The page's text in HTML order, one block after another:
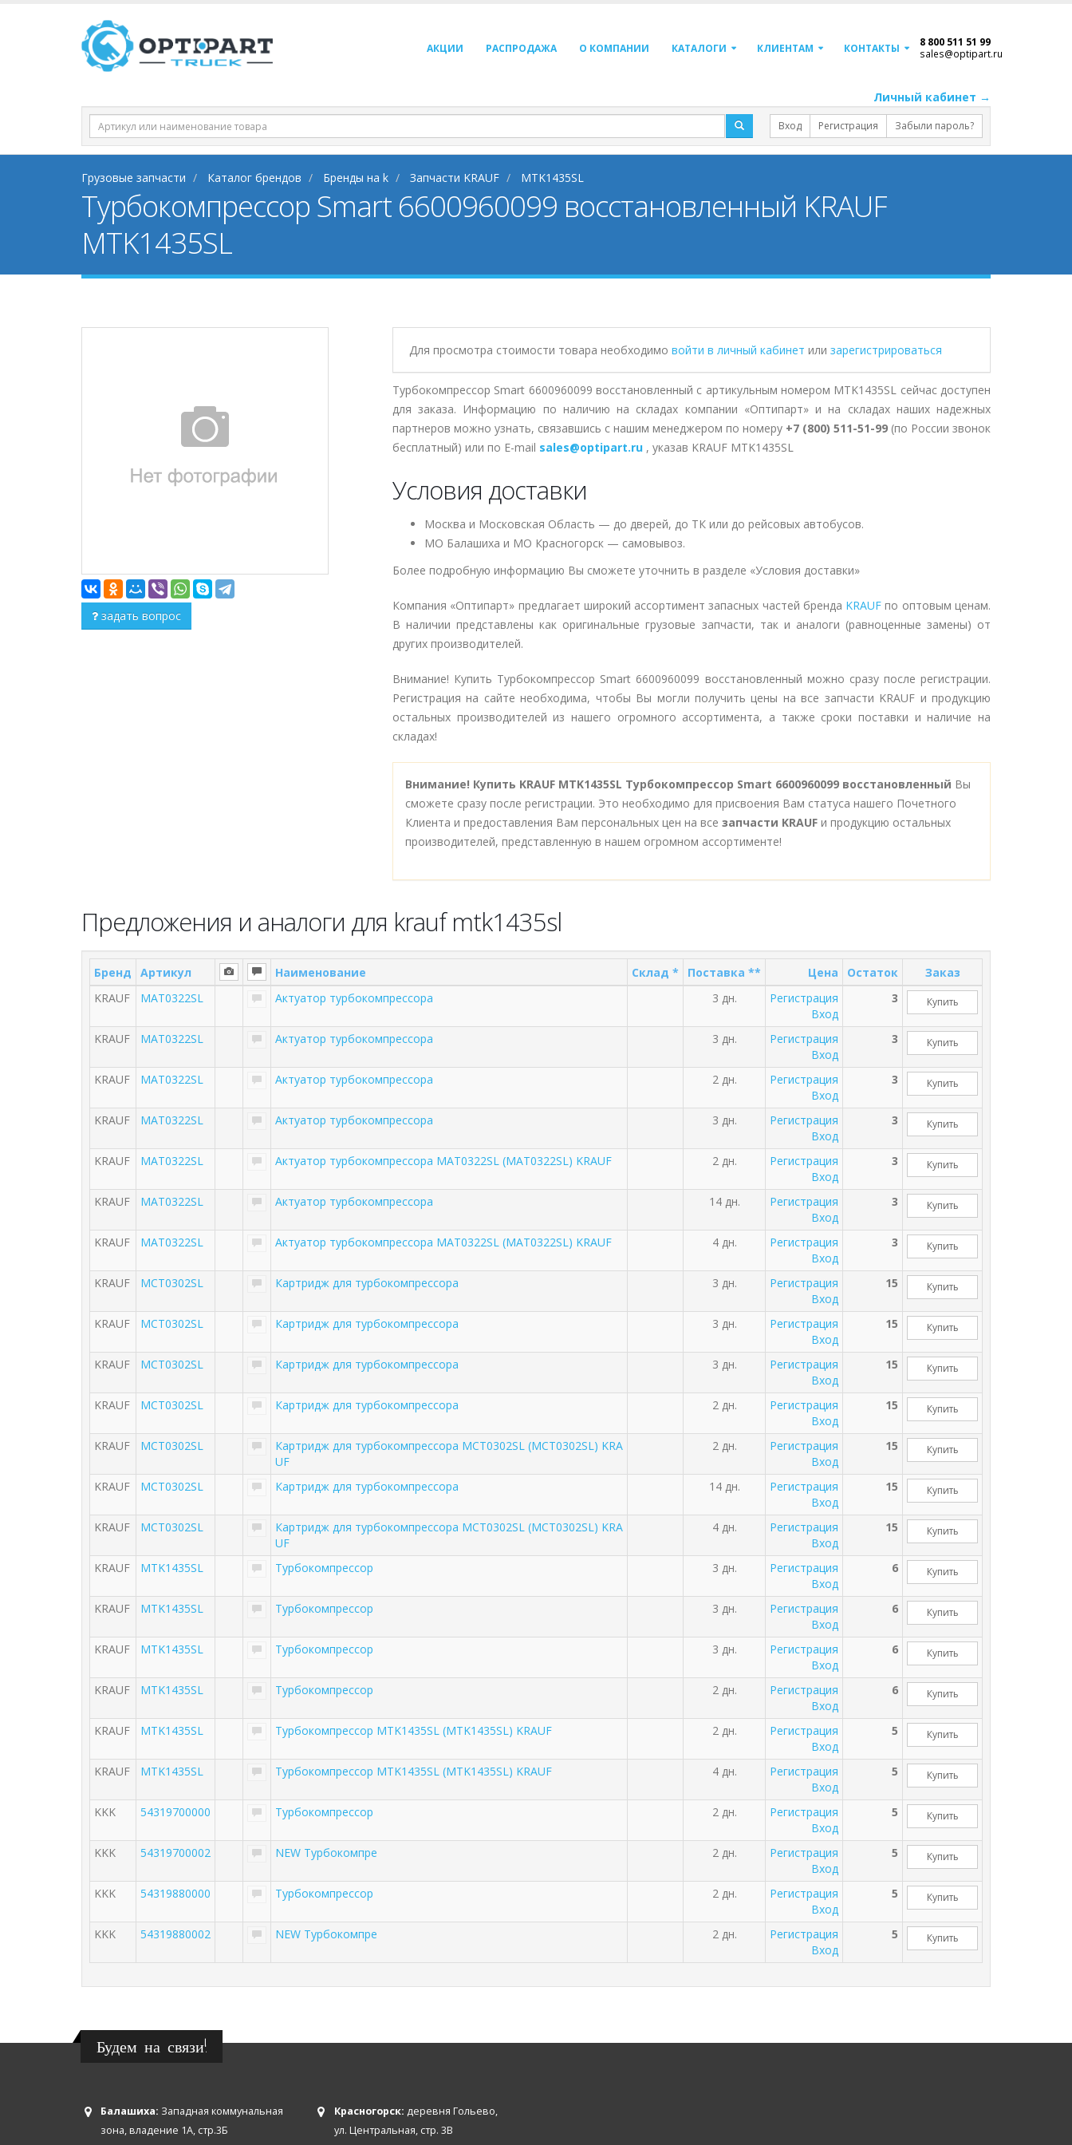
АКЦИИ РАСПРОДАЖА О КОМПАНИИ КАТАЛОГИ КЛИЕНТАМ КОНТАКТЫ 8 800 511 51 99
sales@optipart.ru
Личный кабинет →
Вход Регистрация Забыли пароль?
Грузовые запчасти Каталог брендов Бренды на k Запчасти KRAUF MTK1435SL
Турбокомпрессор Smart 6600960099 восстановленный KRAUF
MTK1435SL
задать вопрос
Для просмотра стоимости товара необходимо войти в личный кабинет или зарегистрироваться
Турбокомпрессор Smart 6600960099 восстановленный с артикульным номером MTK1435SL сейчас доступен
для заказа. Информацию по наличию на складах компании «Оптипарт» и на складах наших надежных
партнеров можно узнать, связавшись с нашим менеджером по номеру +7 (800) 511-51-99 (по России звонок
бесплатный) или по E-mail sales@optipart.ru , указав KRAUF MTK1435SL
Условия доставки
Москва и Московская Область — до дверей, до ТК или до рейсовых автобусов.
МО Балашиха и МО Красногорск — самовывоз.
Более подробную информацию Вы сможете уточнить в разделе «Условия доставки»
Компания «Оптипарт» предлагает широкий ассортимент запасных частей бренда KRAUF по оптовым ценам.
В наличии представлены как оригинальные грузовые запчасти, так и аналоги (равноценные замены) от
других производителей.
Внимание! Купить Турбокомпрессор Smart 6600960099 восстановленный можно сразу после регистрации.
Регистрация на сайте необходима, чтобы Вы могли получить цены на все запчасти KRAUF и продукцию
остальных производителей из нашего огромного ассортимента, а также сроки поставки и наличие на
складах!
Внимание! Купить KRAUF MTK1435SL Турбокомпрессор Smart 6600960099 восстановленный Вы
сможете сразу после регистрации. Это необходимо для присвоения Вам статуса нашего Почетного
Клиента и предоставления Вам персональных цен на все запчасти KRAUF и продукцию остальных
производителей, представленную в нашем огромном ассортименте!
Предложения и аналоги для krauf mtk1435sl
Бренд Артикул Наименование Склад * Поставка ** Цена Остаток
Заказ
KRAUF
MAT0322SL Актуатор турбокомпрессора 3 дн.
Регистрация
Вход
3 Купить
KRAUF MAT0322SL Актуатор турбокомпрессора 3 дн.
Регистрация
Вход
3 Купить
KRAUF MAT0322SL Актуатор турбокомпрессора 2 дн.
Регистрация
Вход
3 Купить
KRAUF MAT0322SL Актуатор турбокомпрессора 3 дн.
Регистрация
Вход
3 Купить
KRAUF MAT0322SL Актуатор турбокомпрессора MAT0322SL (MAT0322SL) KRAUF 2 дн.
Регистрация
Вход
3 Купить
KRAUF MAT0322SL Актуатор турбокомпрессора 14 дн.
Регистрация
Вход
3 Купить
KRAUF MAT0322SL Актуатор турбокомпрессора MAT0322SL (MAT0322SL) KRAUF 4 дн.
Регистрация
Вход
3 Купить
KRAUF MCT0302SL Картридж для турбокомпрессора 3 дн.
Регистрация
Вход
15 Купить
KRAUF MCT0302SL Картридж для турбокомпрессора 3 дн.
Регистрация
Вход
15 Купить
KRAUF MCT0302SL Картридж для турбокомпрессора 3 дн.
Регистрация
Вход
15 Купить
KRAUF MCT0302SL Картридж для турбокомпрессора 2 дн.
Регистрация
Вход
15 Купить
KRAUF MCT0302SL
Картридж для турбокомпрессора MCT0302SL (MCT0302SL) KRA
UF
2 дн.
Регистрация
Вход
15 Купить
KRAUF MCT0302SL Картридж для турбокомпрессора 14 дн.
Регистрация
Вход
15 Купить
KRAUF MCT0302SL
Картридж для турбокомпрессора MCT0302SL (MCT0302SL) KRA
UF
4 дн.
Регистрация
Вход
15 Купить
KRAUF MTK1435SL Турбокомпрессор 3 дн.
Регистрация
Вход
6 Купить
KRAUF MTK1435SL Турбокомпрессор 3 дн.
Регистрация
Вход
6 Купить
KRAUF MTK1435SL Турбокомпрессор 3 дн.
Регистрация
Вход
6 Купить
KRAUF MTK1435SL Турбокомпрессор 2 дн.
Регистрация
Вход
6 Купить
KRAUF MTK1435SL Турбокомпрессор MTK1435SL (MTK1435SL) KRAUF 2 дн.
Регистрация
Вход
5 Купить
KRAUF MTK1435SL Турбокомпрессор MTK1435SL (MTK1435SL) KRAUF 4 дн.
Регистрация
Вход
5 Купить
KKK 54319700000 Турбокомпрессор 2 дн.
Регистрация
Вход
5 Купить
KKK 54319700002 NEW Турбокомпре 2 дн.
Регистрация
Вход
5 Купить
KKK 54319880000 Турбокомпрессор 2 дн.
Регистрация
Вход
5 Купить
KKK 54319880002 NEW Турбокомпре 2 дн.
Регистрация
Вход
5 Купить
Будем на связи!
Балашиха: Западная коммунальная
зона, владение 1А, стр.3Б
Красногорск: деревня Гольево,
ул. Центральная, стр. 3В